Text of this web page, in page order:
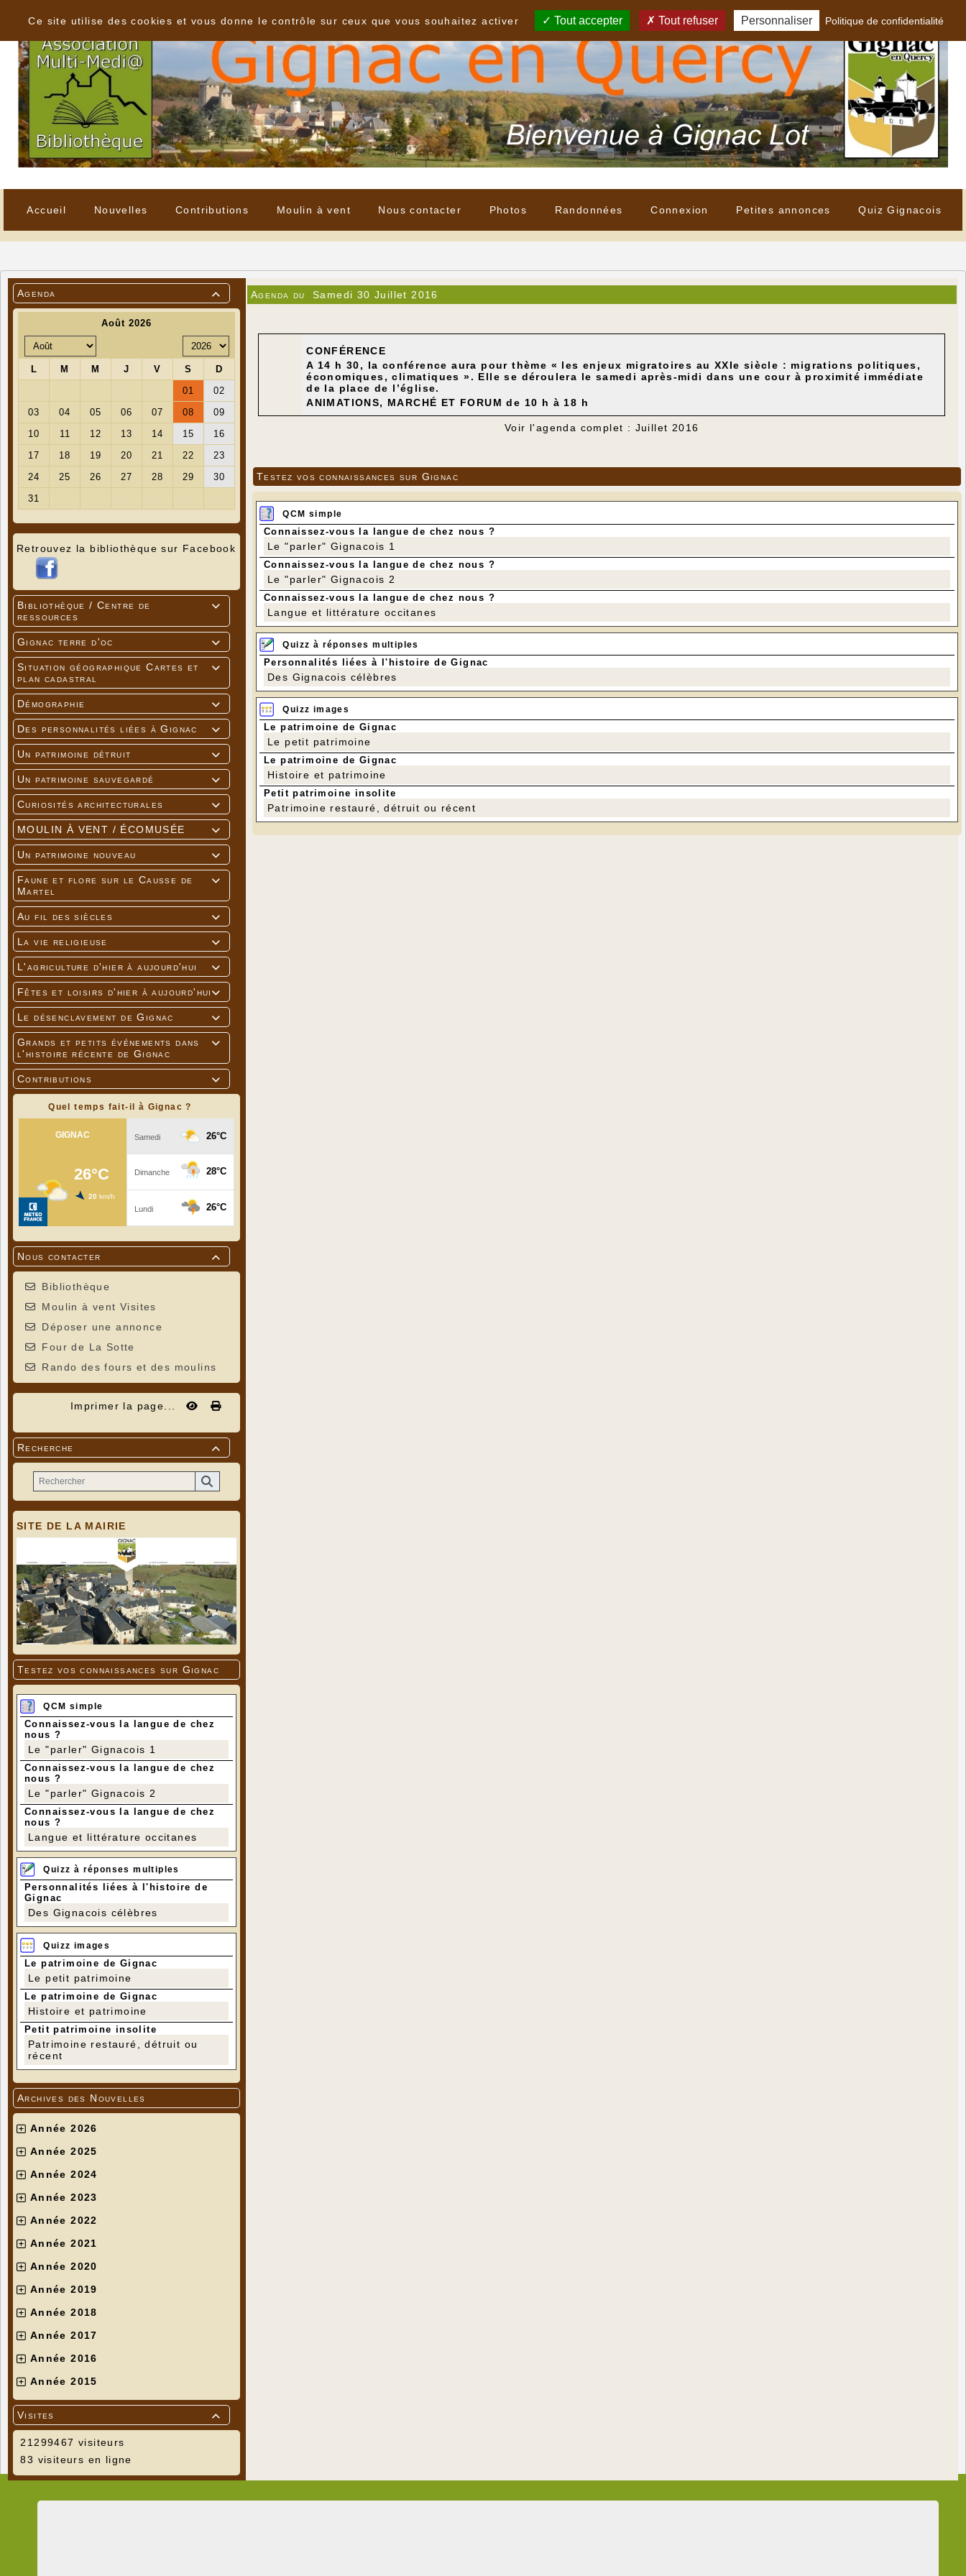
Accueil Nouvelles Contributions Moulin à vent Nous contacter Photos Randonnées Connexion Petites annonces Quiz Gignacois

Agenda
Retrouvez la bibliothèque sur Facebook

Bibliothèque / Centre de
ressources

Gignac terre d'oc

Situation géographique Cartes et
plan cadastral

Démographie

Des personnalités liées à Gignac

Un patrimoine détruit

Un patrimoine sauvegardé

Curiosités architecturales

MOULIN À VENT / ÉCOMUSÉE

Un patrimoine nouveau

Faune et flore sur le Causse de
Martel

Au fil des siècles

La vie religieuse

L'agriculture d'hier à aujourd'hui

Fêtes et loisirs d'hier à aujourd'hui

Le désenclavement de Gignac

Grands et petits événements dans
l'histoire récente de Gignac

Contributions
Quel temps fait-il à Gignac ?

Nous contacter
Bibliothèque
Moulin à vent Visites
Déposer une annonce
Four de La Sotte
Rando des fours et des moulins
Imprimer la page...

Recherche
SITE DE LA MAIRIE
Testez vos connaissances sur Gignac
QCM simple
Connaissez-vous la langue de chez
nous ?
Le "parler" Gignacois 1
Connaissez-vous la langue de chez
nous ?
Le "parler" Gignacois 2
Connaissez-vous la langue de chez
nous ?
Langue et littérature occitanes
Quizz à réponses multiples
Personnalités liées à l'histoire de
Gignac
Des Gignacois célèbres
Quizz images
Le patrimoine de Gignac
Le petit patrimoine
Le patrimoine de Gignac
Histoire et patrimoine
Petit patrimoine insolite
Patrimoine restauré, détruit ou
récent
Archives des Nouvelles
Année 2026
Année 2025
Année 2024
Année 2023
Année 2022
Année 2021
Année 2020
Année 2019
Année 2018
Année 2017
Année 2016
Année 2015

Visites
21299467 visiteurs
83 visiteurs en ligne
Agenda du Samedi 30 Juillet 2016
CONFÉRENCE
A 14 h 30, la conférence aura pour thème « les enjeux migratoires au XXIe siècle : migrations politiques,
économiques, climatiques ». Elle se déroulera le samedi après-midi dans une cour à proximité immédiate
de la place de l’église.
ANIMATIONS, MARCHÉ ET FORUM de 10 h à 18 h
Voir l'agenda complet : Juillet 2016
Testez vos connaissances sur Gignac
QCM simple
Connaissez-vous la langue de chez nous ?
Le "parler" Gignacois 1
Connaissez-vous la langue de chez nous ?
Le "parler" Gignacois 2
Connaissez-vous la langue de chez nous ?
Langue et littérature occitanes
Quizz à réponses multiples
Personnalités liées à l'histoire de Gignac
Des Gignacois célèbres
Quizz images
Le patrimoine de Gignac
Le petit patrimoine
Le patrimoine de Gignac
Histoire et patrimoine
Petit patrimoine insolite
Patrimoine restauré, détruit ou récent
Ce site utilise des cookies et vous donne le contrôle sur ceux que vous souhaitez activer
Tout accepter Tout refuser Personnaliser Politique de confidentialité